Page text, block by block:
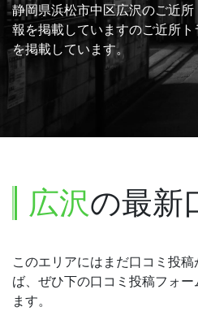
静岡県浜松市中区広沢のご近
報を掲載していますのご近所
を掲載しています。
広沢の最新
このエリアにはまだ口コミ投
ば、ぜひ下の口コミ投稿フォ
ます。